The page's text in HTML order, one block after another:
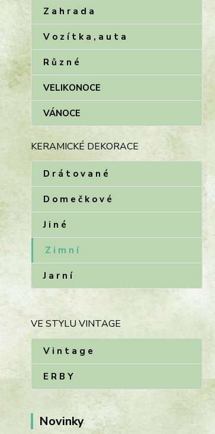
Z a h r a d a
V o z í t k a , a u t a
R ů z n é
VELIKONOCE
VÁNOCE
KERAMICKÉ DEKORACE
D r á t o v a n é
D o m e č k o v é
J i n é
Z i m n í
J a r n í
VE STYLU VINTAGE
V i n t a g e
E R B Y
Novinky